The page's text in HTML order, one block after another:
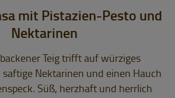
mit Pistazien-Pesto und
Nektarinen
Teig trifft auf würziges
saftige Nektarinen und einen Hauch
Süß, herzhaft und herrlich